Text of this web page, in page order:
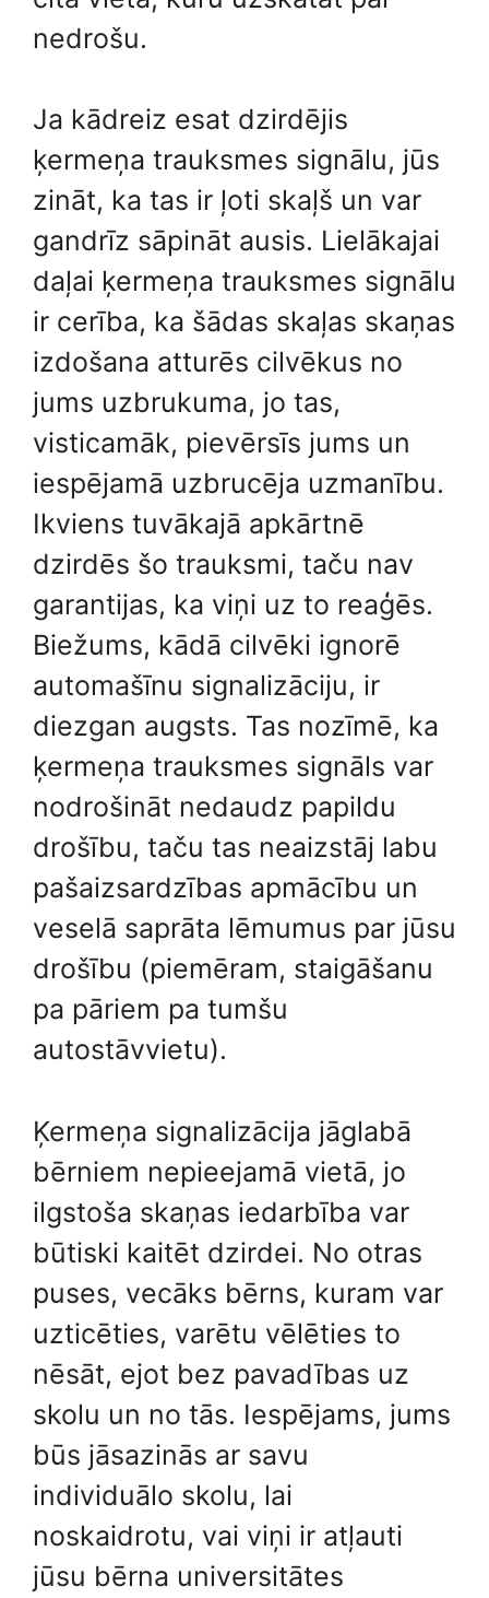
nedrošu.
Ja kādreiz esat dzirdējis
ķermeņa trauksmes signālu, jūs
zināt, ka tas ir ļoti skaļš un var
gandrīz sāpināt ausis. Lielākajai
daļai ķermeņa trauksmes signālu
ir cerība, ka šādas skaļas skaņas
izdošana atturēs cilvēkus no
jums uzbrukuma, jo tas,
visticamāk, pievērsīs jums un
iespējamā uzbrucēja uzmanību.
Ikviens tuvākajā apkārtnē
dzirdēs šo trauksmi, taču nav
garantijas, ka viņi uz to reaģēs.
Biežums, kādā cilvēki ignorē
automašīnu signalizāciju, ir
diezgan augsts. Tas nozīmē, ka
ķermeņa trauksmes signāls var
nodrošināt nedaudz papildu
drošību, taču tas neaizstāj labu
pašaizsardzības apmācību un
veselā saprāta lēmumus par jūsu
drošību (piemēram, staigāšanu
pa pāriem pa tumšu
autostāvvietu).
Ķermeņa signalizācija jāglabā
bērniem nepieejamā vietā, jo
ilgstoša skaņas iedarbība var
būtiski kaitēt dzirdei. No otras
puses, vecāks bērns, kuram var
uzticēties, varētu vēlēties to
nēsāt, ejot bez pavadības uz
skolu un no tās. Iespējams, jums
būs jāsazinās ar savu
individuālo skolu, lai
noskaidrotu, vai viņi ir atļauti
jūsu bērna universitātes